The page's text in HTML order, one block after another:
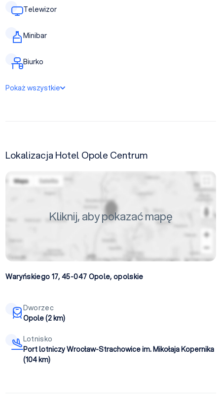
Telewizor
Minibar
Biurko
Pokaż wszystkie
Lokalizacja Hotel Opole Centrum
Kliknij, aby pokazać mapę
Waryńskiego 17, 45-047 Opole,opolskie
Dworzec
Opole (2 km)
Lotnisko
Port lotniczy Wrocław-Strachowice im. Mikołaja Kopernika
(104 km)